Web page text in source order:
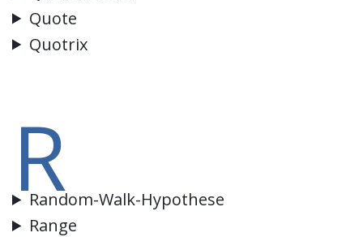
Quote
Quotrix
R
Random-Walk-Hypothese
Range